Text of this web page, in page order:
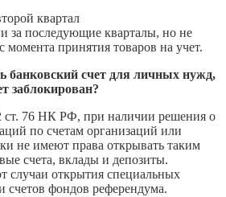
квартал
за последующие кварталы, но не
момента принятия товаров на учет.
счет для личных нужд,
заблокирован?
ст. 76 НК РФ, при наличии решения о
по счетам организаций или
не имеют права открывать таким
счета, вклады и депозиты.
случаи открытия специальных
счетов фондов референдума.